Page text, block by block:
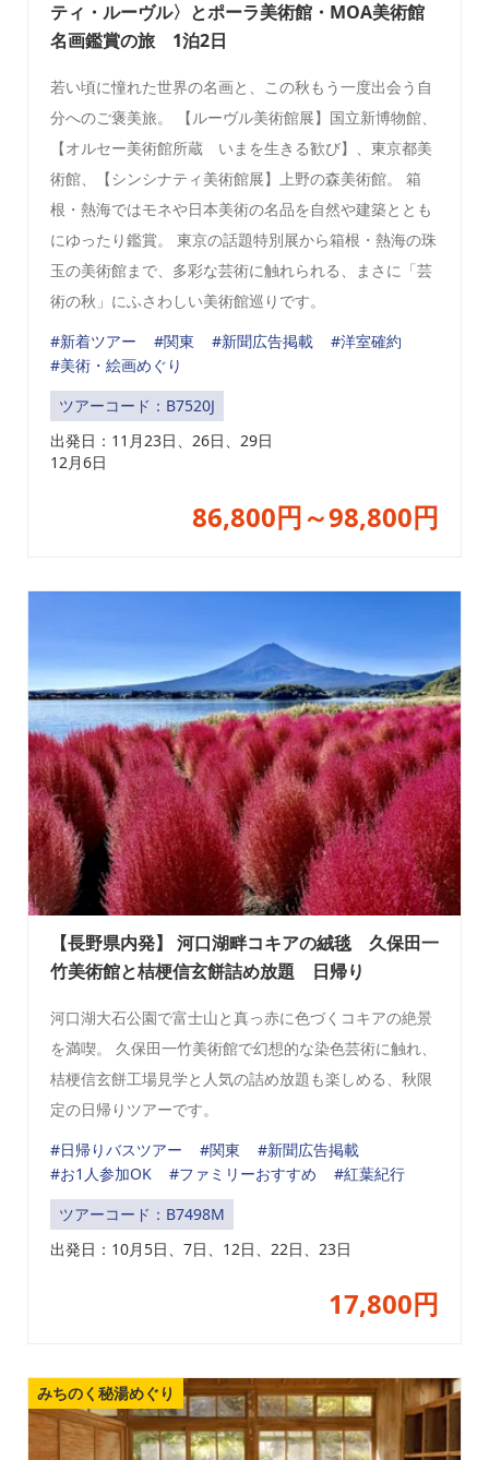
ティ・ルーヴル〉とポーラ美術館・MOA美術館
名画鑑賞の旅 1泊2日
若い頃に憧れた世界の名画と、この秋もう一度出会う自
分へのご褒美旅。 【ルーヴル美術館展】国立新博物館、
【オルセー美術館所蔵 いまを生きる歓び】、東京都美
術館、【シンシナティ美術館展】上野の森美術館。 箱
根・熱海ではモネや日本美術の名品を自然や建築ととも
にゆったり鑑賞。 東京の話題特別展から箱根・熱海の珠
玉の美術館まで、多彩な芸術に触れられる、まさに「芸
術の秋」にふさわしい美術館巡りです。
#新着ツアー
#関東 #新聞広告掲載
#洋室確約
#美術・絵画めぐり
ツアーコード：B7520J
出発日： 11月23日、26日、29日
12月6日
86,800円～98,800円
【長野県内発】 河口湖畔コキアの絨毯 久保田一
竹美術館と桔梗信玄餅詰め放題 日帰り
河口湖大石公園で富士山と真っ赤に色づくコキアの絶景
を満喫。 久保田一竹美術館で幻想的な染色芸術に触れ、
桔梗信玄餅工場見学と人気の詰め放題も楽しめる、秋限
定の日帰りツアーです。
#日帰りバスツアー
#関東
#新聞広告掲載
#お1人参加OK
#ファミリーおすすめ
#紅葉紀行
ツアーコード：B7498M
出発日： 10月5日、7日、12日、22日、23日
17,800円
みちのく秘湯めぐり